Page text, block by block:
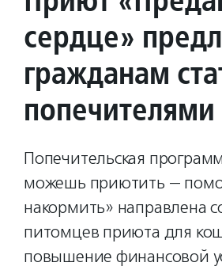
сердце»
гражданам
Попечительская
можешь приютить —
накормить» направлена
питомцев приюта для
повышение финансовой